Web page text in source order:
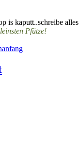
is kaputt..schreibe
Pfütze!